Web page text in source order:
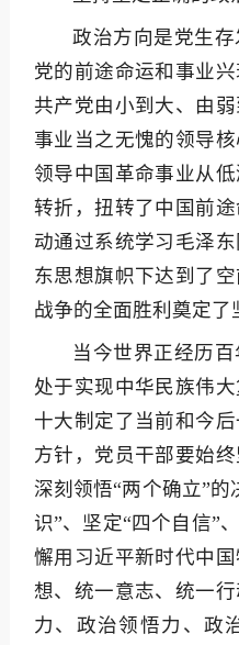
政治方向是党生
党的前途命运和事业
共产党由小到大、由
事业当之无愧的领导
领导中国革命事业从
转折，扭转了中国前
动通过系统学习毛泽
东思想旗帜下达到了
战争的全面胜利奠定了
当今世界正经历
处于实现中华民族伟
十大制定了当前和今
方针，党员干部要始
深刻领悟“两个确立”
识”、坚定“四个自信”
懈用习近平新时代中
想、统一意志、统一
力、政治领悟力、政